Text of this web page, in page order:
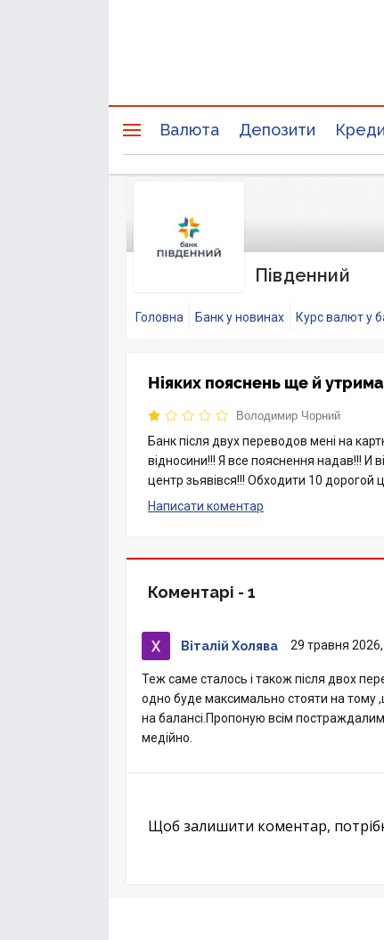
Валюта Депозити
Південний
Головна Банк у новинах Курс валют у
Ніяких пояснень ще й
Володимир Чорний
Банк після двух переводов мені на
відносини!!! Я все пояснення надав!!! И
центр зьявівся!!! Обходити 10 дорогой
Написати коментар
Коментарі - 1
Віталій Холява 29 травня
Теж саме сталось і також після двох
одно буде максимально стояти на тому
на балансі.Пропоную всім
медійно.
Щоб залишити коментар,